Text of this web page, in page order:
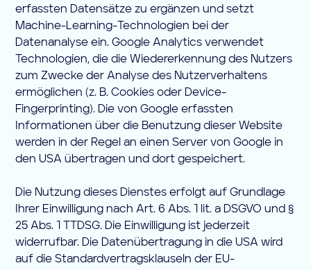
erfassten Datensätze zu ergänzen und setzt
Machine-Learning-Technologien bei der
Datenanalyse ein. Google Analytics verwendet
Technologien, die die Wiedererkennung des Nutzers
zum Zwecke der Analyse des Nutzerverhaltens
ermöglichen (z. B. Cookies oder Device-
Fingerprinting). Die von Google erfassten
Informationen über die Benutzung dieser Website
werden in der Regel an einen Server von Google in
den USA übertragen und dort gespeichert.
Die Nutzung dieses Dienstes erfolgt auf Grundlage
Ihrer Einwilligung nach Art. 6 Abs. 1 lit. a DSGVO und §
25 Abs. 1 TTDSG. Die Einwilligung ist jederzeit
widerrufbar. Die Datenübertragung in die USA wird
auf die Standardvertragsklauseln der EU-